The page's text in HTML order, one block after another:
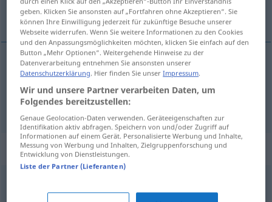
puesta de manifiesto, revelación
puestafdemanifiesto Offenlegung
revelaciónf Offenlegung
Synonyme für "Offenlegung"
Darlegung,Erläuterung,Auslassung(en) (geh.)
geben. Klicken Sie ansonsten auf „Fortfahren ohne Akzeptieren“. Sie
können Ihre Einwilligung jederzeit für zukünftige Besuche unserer
Webseite widerrufen. Wenn Sie weitere Informationen zu den Cookies
und den Anpassungsmöglichkeiten möchten, klicken Sie einfach auf den
Button „Mehr Optionen“. Weitergehende Hinweise zu der
Datenverarbeitung entnehmen Sie ansonsten unserer
Datenschutzerklärung. Hier finden Sie unserImpressum.
Wir und unsere Partner verarbeiten Daten, um
Folgendes bereitzustellen:
Genaue Geolocation-Daten verwenden. Geräteeigenschaften zur
Identifikation aktiv abfragen. Speichern von und/oder Zugriff auf
Informationen auf einem Gerät. Personalisierte Werbung und Inhalte,
Messung von Werbung und Inhalten, Zielgruppenforschung und
Entwicklung von Dienstleistungen.
Liste der Partner (Lieferanten)